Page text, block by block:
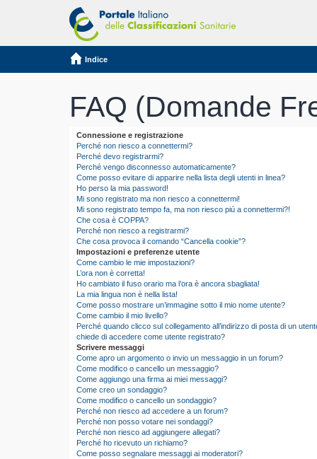
Indice
FAQ (Domande
Connessione e registrazione
Perché non riesco a connettermi?
Perché devo registrarmi?
Perché vengo disconnesso automaticamente?
Come posso evitare di apparire nella lista degli utenti in linea?
Ho perso la mia password!
Mi sono registrato ma non riesco a connettermi!
Mi sono registrato tempo fa, ma non riesco piú a connettermi?!
Che cosa è COPPA?
Perché non riesco a registrarmi?
Che cosa provoca il comando “Cancella cookie”?
Impostazioni e preferenze utente
Come cambio le mie impostazioni?
L’ora non è corretta!
Ho cambiato il fuso orario ma l’ora è ancora sbagliata!
La mia lingua non è nella lista!
Come posso mostrare un’immagine sotto il mio nome utente?
Come cambio il mio livello?
Perché quando clicco sul collegamento all’indirizzo di posta di un
chiede di accedere come utente registrato?
Scrivere messaggi
Come apro un argomento o invio un messaggio in un forum?
Come modifico o cancello un messaggio?
Come aggiungo una firma ai miei messaggi?
Come creo un sondaggio?
Come modifico o cancello un sondaggio?
Perché non riesco ad accedere a un forum?
Perché non posso votare nei sondaggi?
Perché non riesco ad aggiungere allegati?
Perché ho ricevuto un richiamo?
Come posso segnalare messaggi ai moderatori?